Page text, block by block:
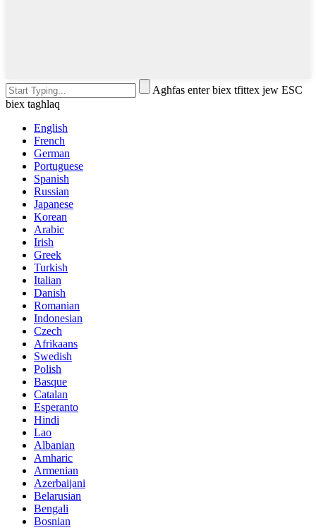
Agħfas enter biex tfittex jew ESC
biex tagħlaq
English
French
German
Portuguese
Spanish
Russian
Japanese
Korean
Arabic
Irish
Greek
Turkish
Italian
Danish
Romanian
Indonesian
Czech
Afrikaans
Swedish
Polish
Basque
Catalan
Esperanto
Hindi
Lao
Albanian
Amharic
Armenian
Azerbaijani
Belarusian
Bengali
Bosnian